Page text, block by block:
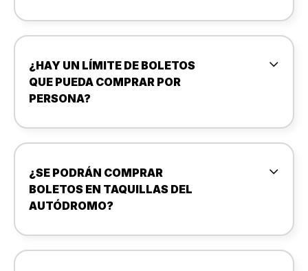
¿HAY UN LÍMITE DE BOLETOS
QUE PUEDA COMPRAR POR
PERSONA?
¿SE PODRÁN COMPRAR
BOLETOS EN TAQUILLAS DEL
AUTÓDROMO?